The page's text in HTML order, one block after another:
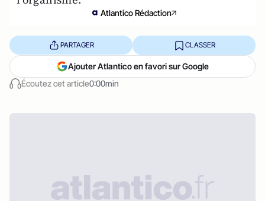
Atlantico Rédaction
Écoutez cet article0:00min
PARTAGER CLASSER
Ajouter Atlantico en favori sur Google